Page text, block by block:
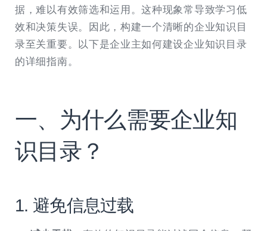
据，难以有效筛选和运用。这种现象常导致学习低
效和决策失误。因此，构建一个清晰的企业知识目
录至关重要。以下是企业主如何建设企业知识目录
的详细指南。
一、为什么需要企业知
识目录？
1. 避免信息过载